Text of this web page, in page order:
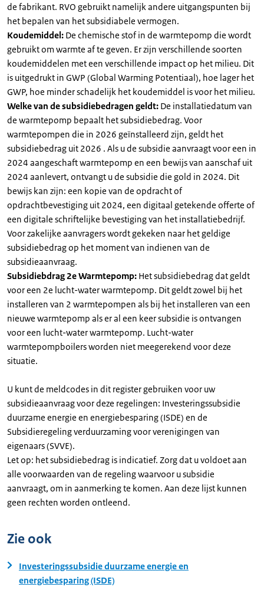
de fabrikant. RVO gebruikt namelijk andere uitgangspunten bij
het bepalen van het subsidiabele vermogen.
Koudemiddel: De chemische stof in de warmtepomp die wordt
gebruikt om warmte af te geven. Er zijn verschillende soorten
koudemiddelen met een verschillende impact op het milieu. Dit
is uitgedrukt in GWP (Global Warming Potentiaal), hoe lager het
GWP, hoe minder schadelijk het koudemiddel is voor het milieu.
Welke van de subsidiebedragen geldt: De installatiedatum van
de warmtepomp bepaalt het subsidiebedrag. Voor
warmtepompen die in 2026 geïnstalleerd zijn, geldt het
subsidiebedrag uit 2026 . Als u de subsidie aanvraagt voor een in
2024 aangeschaft warmtepomp en een bewijs van aanschaf uit
2024 aanlevert, ontvangt u de subsidie die gold in 2024. Dit
bewijs kan zijn: een kopie van de opdracht of
opdrachtbevestiging uit 2024, een digitaal getekende offerte of
een digitale schriftelijke bevestiging van het installatiebedrijf.
Voor zakelijke aanvragers wordt gekeken naar het geldige
subsidiebedrag op het moment van indienen van de
subsidieaanvraag.
Subsidiebdrag 2e Warmtepomp: Het subsidiebedrag dat geldt
voor een 2e lucht-water warmtepomp. Dit geldt zowel bij het
installeren van 2 warmtepompen als bij het installeren van een
nieuwe warmtepomp als er al een keer subsidie is ontvangen
voor een lucht-water warmtepomp. Lucht-water
warmtepompboilers worden niet meegerekend voor deze
situatie.
U kunt de meldcodes in dit register gebruiken voor uw
subsidieaanvraag voor deze regelingen: Investeringssubsidie
duurzame energie en energiebesparing (ISDE) en de
Subsidieregeling verduurzaming voor verenigingen van
eigenaars (SVVE).
Let op: het subsidiebedrag is indicatief. Zorg dat u voldoet aan
alle voorwaarden van de regeling waarvoor u subsidie
aanvraagt, om in aanmerking te komen. Aan deze lijst kunnen
geen rechten worden ontleend.
Zie ook
Investeringssubsidie duurzame energie en
energiebesparing (ISDE)